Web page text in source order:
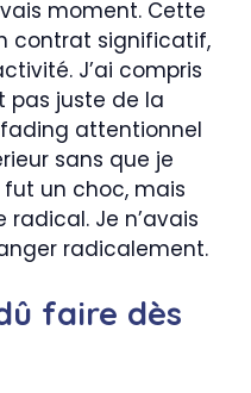
moment. Cette
contrat significatif,
J’ai compris
pas juste de la
attentionnel
sans que je
fut un choc, mais
radical. Je n’avais
radicalement.
faire dès